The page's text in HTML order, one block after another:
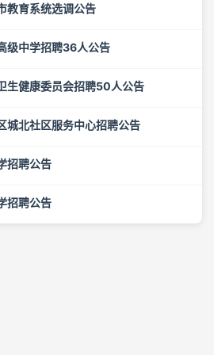
教育系统选调公告
级中学招聘36人公告
生健康委员会招聘50人公告
城北社区服务中心招聘公告
招聘公告
招聘公告